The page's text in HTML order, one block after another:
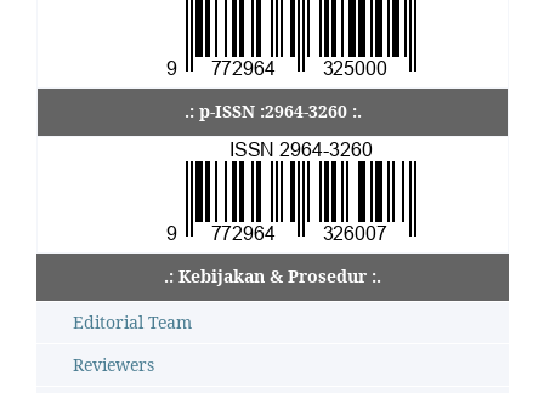
.: p-ISSN :2964-3260 :.
.: Kebijakan & Prosedur :.
Editorial Team
Reviewers